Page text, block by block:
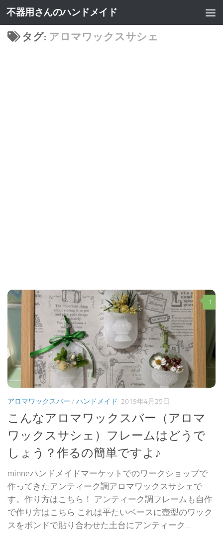
不器用さんのハンドメイド
タグ: アロマワックスサシェ
1
アロマワックスバー / ハンドメイド 2019年4月25日
こんなアロマワックスバー（アロマ
ワックスサシェ）フレームはどうで
しょう？作るの簡単ですよ♪
minneハンドメイドマーケットでのワークショップで
作ってきたアンティーク調アロマワックスサシェで
す。作り方はこちら！ アンティーク調フレームも自作
で作り方はこちら これは平たいベースに壺型のワック
スをボンドで貼り合わせた土台にアンティーク...